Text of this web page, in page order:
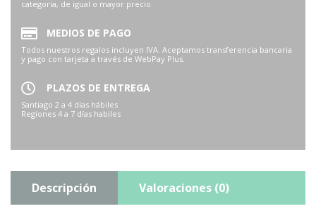
categoría, de igual o mayor precio.
MEDIOS DE PAGO
Todos nuestros regalos incluyen IVA. Aceptamos transferencia bancaria
y pago con tarjeta a través de WebPay Plus.
PLAZOS DE ENTREGA
Santiago 2 a 4 días hábiles
Regiones 4 a 7 días habiles
Descripción Valoraciones (0)